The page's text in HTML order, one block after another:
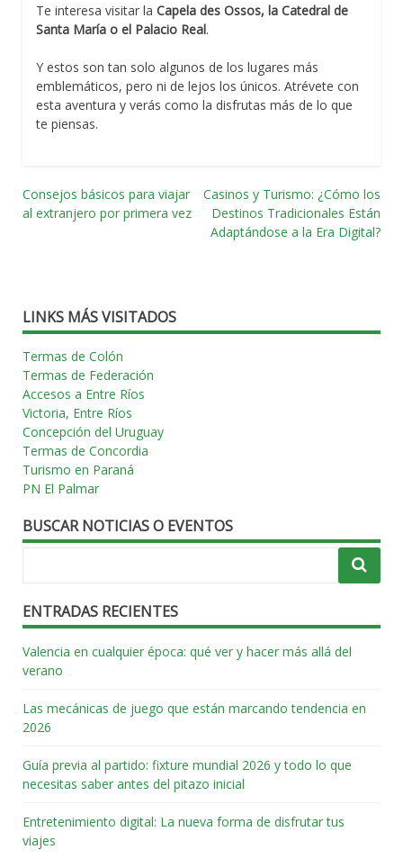
Te interesa visitar la Capela des Ossos, la Catedral de
Santa María o el Palacio Real.
Y estos son tan solo algunos de los lugares más
emblemáticos, pero ni de lejos los únicos. Atrévete con
esta aventura y verás como la disfrutas más de lo que
te piensas.
Navegación
Consejos básicos para viajar
al extranjero por primera vez
Casinos y Turismo: ¿Cómo los
Destinos Tradicionales Están
Adaptándose a la Era Digital?
LINKS MÁS VISITADOS
Termas de Colón
Termas de Federación
Accesos a Entre Ríos
Victoria, Entre Ríos
Concepción del Uruguay
Termas de Concordia
Turismo en Paraná
PN El Palmar
BUSCAR NOTICIAS O EVENTOS
ENTRADAS RECIENTES
Valencia en cualquier época: qué ver y hacer más allá del
verano
Las mecánicas de juego que están marcando tendencia en
2026
Guía previa al partido: fixture mundial 2026 y todo lo que
necesitas saber antes del pitazo inicial
Entretenimiento digital: La nueva forma de disfrutar tus
viajes